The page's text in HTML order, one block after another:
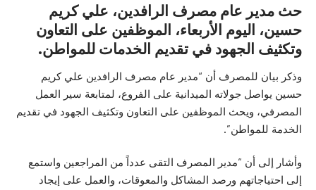
حث مدير عام مصرف الرافدين، علي كريم
حسين، اليوم الأربعاء، الموظفين على التعاون
وتكثيف الجهود في تقديم الخدمات للمواطن.
وذكر بيان للمصرف أن “مدير عام مصرف الرافدين علي كريم
حسين يواصل جولاته الميدانية على الفروع، لمتابعة سير العمل
المصرفي، ويحث الموظفين على التعاون وتكثيف الجهود في تقديم
الخدمة للمواطن”.
وأشار إلى أن “مدير المصرف التقى عدداً من المراجعين واستمع
إلى احتياجاتهم ورصد المشاكل والمعوقات، والعمل على إيجاد